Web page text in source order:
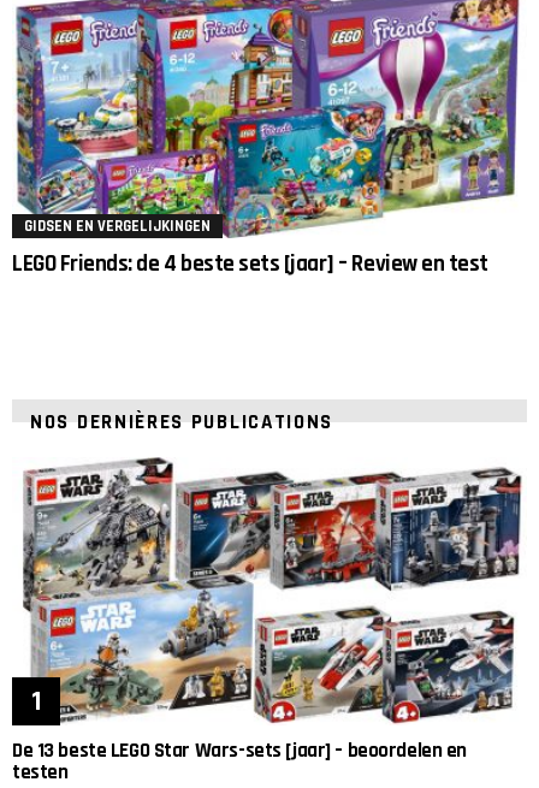
GIDSEN EN VERGELIJKINGEN
LEGO Friends: de 4 beste sets [jaar] – Review en test
NOS DERNIÈRES PUBLICATIONS
De 13 beste LEGO Star Wars-sets [jaar] – beoordelen en
testen